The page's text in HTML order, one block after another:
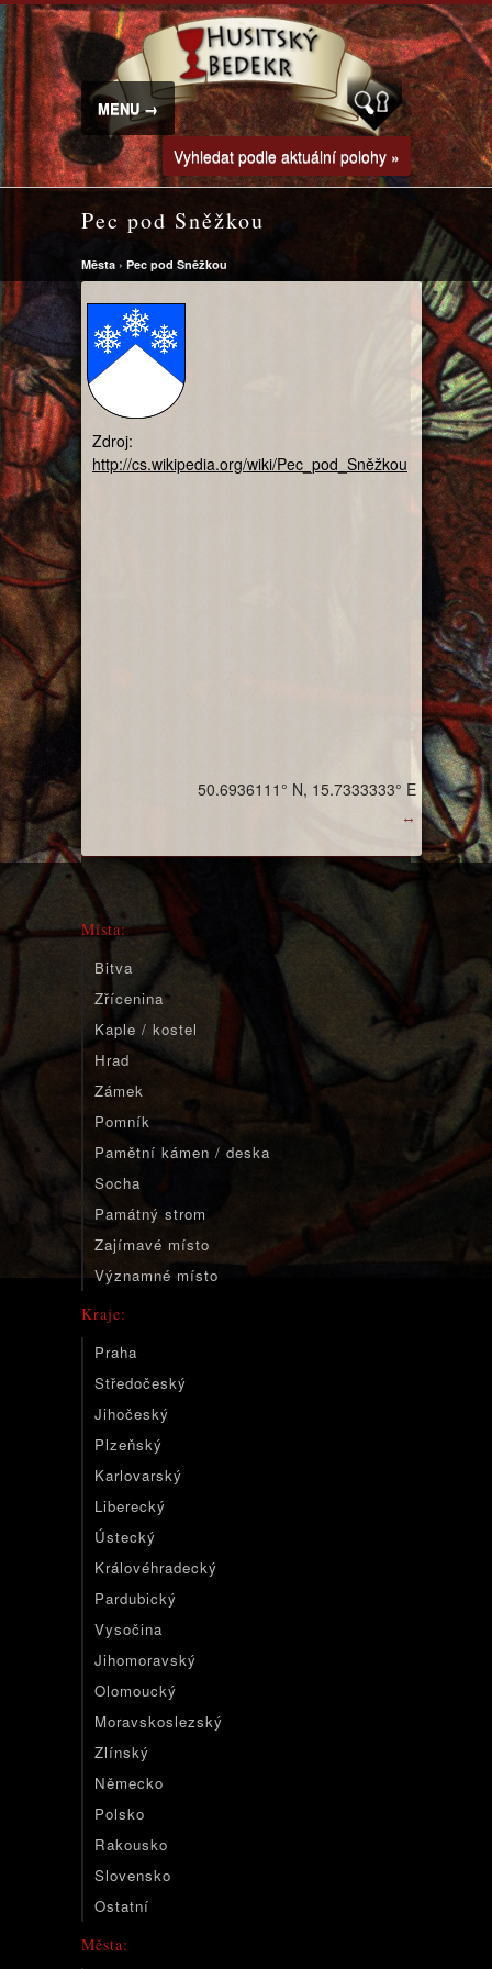
MENU →
Vyhledat podle aktuální polohy »
Pec pod Sněžkou
Města › Pec pod Sněžkou
Zdroj:
http://cs.wikipedia.org/wiki/Pec_pod_Sněžkou
↔
50.6936111° N, 15.7333333° E
Místa:
Bitva
Zřícenina
Kaple / kostel
Hrad
Zámek
Pomník
Pamětní kámen / deska
Socha
Památný strom
Zajímavé místo
Významné místo
Kraje:
Praha
Středočeský
Jihočeský
Plzeňský
Karlovarský
Liberecký
Ústecký
Královéhradecký
Pardubický
Vysočina
Jihomoravský
Olomoucký
Moravskoslezský
Zlínský
Německo
Polsko
Rakousko
Slovensko
Ostatní
Města: